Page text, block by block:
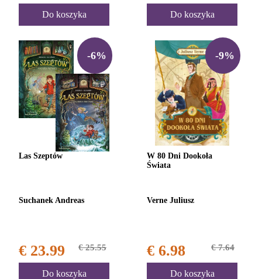
Do koszyka Do koszyka
Las Szeptów
Suchanek Andreas
€ 23.99 € 25.55
Do koszyka
-6%
W 80 Dni Dookoła
Świata
Verne Juliusz
€ 6.98 € 7.64
Do koszyka
-9%